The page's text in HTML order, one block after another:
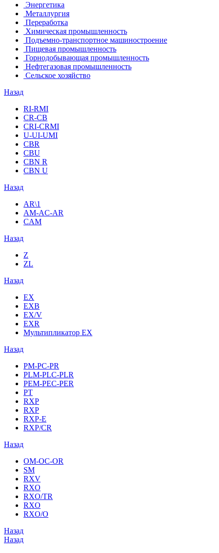
Энергетика
Металлургия
Переработка
Химическая промышленность
Подъемно-транспортное машиностроение
Пищевая промышленность
Горнодобывающая промышленность
Нефтегазовая промышленность
Сельское хозяйство
Назад
RI-RMI
CR-CB
СRI-СRMI
U-UI-UMI
CBR
CBU
CBN R
CBN U
Назад
AR\1
AM-AC-AR
CAM
Назад
Z
ZL
Назад
EX
EXB
EX/V
EXR
Мультипликатор EX
Назад
PM-PC-PR
PLM-PLC-PLR
PEM-PEC-PER
PT
RXP
RXP
RXP-E
RXP/CR
Назад
OM-OC-OR
SM
RXV
RXO
RXO/TR
RXO
RXO/O
Назад
Назад